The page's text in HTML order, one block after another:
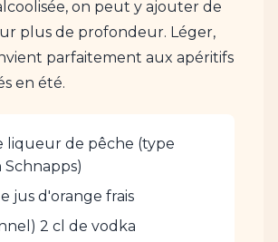
on peut y ajouter de
plus de profondeur. Léger,
parfaitement aux apéritifs
en été.
liqueur de pêche (type
Schnapps)
jus d'orange frais
2 cl de vodka